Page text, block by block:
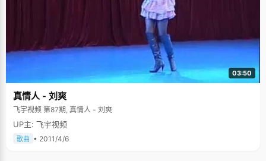
03:50
真情人 - 刘爽
飞宇视频 第87期, 真情人 - 刘爽
UP主: 飞宇视频
歌曲 • 2011/4/6